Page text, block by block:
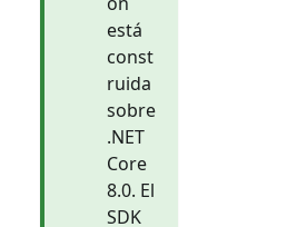
está
const
ruida
sobre
.NET
Core
8.0. El
SDK